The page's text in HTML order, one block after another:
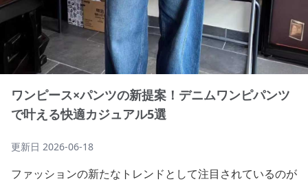
ワンピース×パンツの新提案！デニムワンピパンツ
で叶える快適カジュアル5選
更新日 2026-06-18
ファッションの新たなトレンドとして注目されているのが